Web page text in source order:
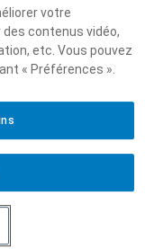
votre
contenus vidéo,
etc. Vous pouvez
« Préférences ».